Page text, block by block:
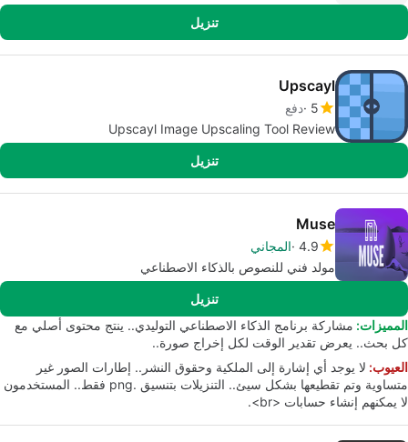
تنزيل
Upscayl
5 دفع
Upscayl Image Upscaling Tool Review
تنزيل
Muse
4.9 المجاني
مولد فني للنصوص بالذكاء الاصطناعي
تنزيل
المميزات: مشاركة برنامج الذكاء الاصطناعي التوليدي.. ينتج محتوى أصلي مع
كل بحث.. يعرض تقدير الوقت لكل إخراج صورة..
العيوب: لا يوجد أي إشارة إلى الملكية وحقوق النشر.. إطارات الصور غير
متساوية وتم تقطيعها بشكل سيئ.. التنزيلات بتنسيق .png فقط.. المستخدمون
لا يمكنهم إنشاء حسابات <br>.